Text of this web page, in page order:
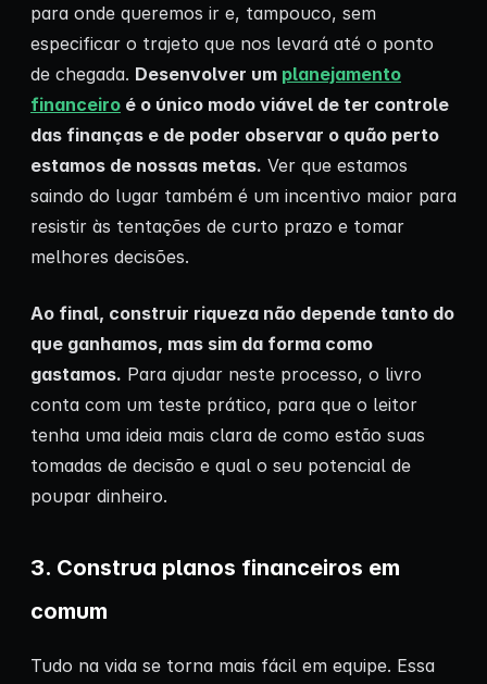
para onde queremos ir e, tampouco, sem
especificar o trajeto que nos levará até o ponto
de chegada. Desenvolver um planejamento
financeiro é o único modo viável de ter controle
das finanças e de poder observar o quão perto
estamos de nossas metas. Ver que estamos
saindo do lugar também é um incentivo maior para
resistir às tentações de curto prazo e tomar
melhores decisões.
Ao final, construir riqueza não depende tanto do
que ganhamos, mas sim da forma como
gastamos. Para ajudar neste processo, o livro
conta com um teste prático, para que o leitor
tenha uma ideia mais clara de como estão suas
tomadas de decisão e qual o seu potencial de
poupar dinheiro.
3. Construa planos financeiros em
comum
Tudo na vida se torna mais fácil em equipe. Essa